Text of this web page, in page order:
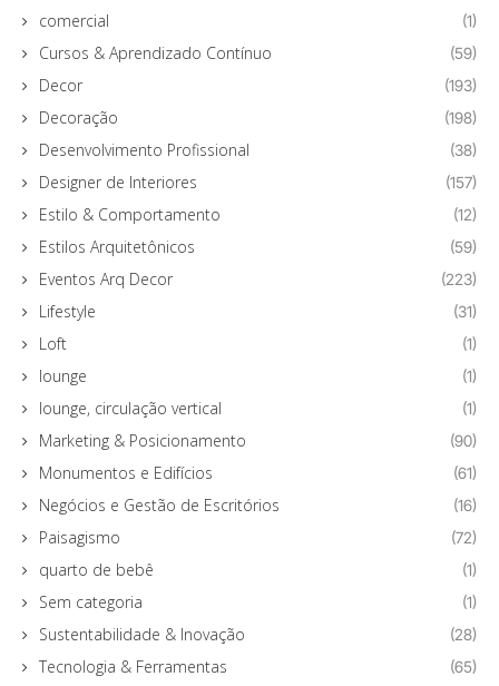
comercial (1)
Cursos & Aprendizado Contínuo (59)
Decor (193)
Decoração (198)
Desenvolvimento Profissional (38)
Designer de Interiores (157)
Estilo & Comportamento (12)
Estilos Arquitetônicos (59)
Eventos Arq Decor (223)
Lifestyle (31)
Loft (1)
lounge (1)
lounge, circulação vertical (1)
Marketing & Posicionamento (90)
Monumentos e Edifícios (61)
Negócios e Gestão de Escritórios (16)
Paisagismo (72)
quarto de bebê (1)
Sem categoria (1)
Sustentabilidade & Inovação (28)
Tecnologia & Ferramentas (65)